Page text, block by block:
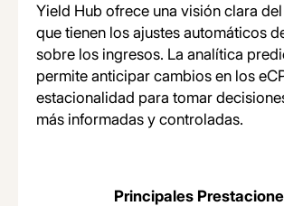
Yield Hub ofrece una visión clara
que tienen los ajustes automáticos
sobre los ingresos. La analítica
permite anticipar cambios en los
estacionalidad para tomar
más informadas y controladas.
Principales